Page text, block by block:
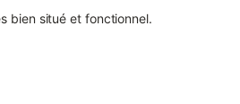
bien situé et fonctionnel.